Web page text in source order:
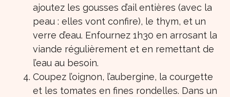
ajoutez les gousses d’ail entières (avec la
peau : elles vont confire), le thym, et un
verre d’eau. Enfournez 1h30 en arrosant la
viande régulièrement et en remettant de
l’eau au besoin.
Coupez l’oignon, l’aubergine, la courgette
et les tomates en fines rondelles. Dans un